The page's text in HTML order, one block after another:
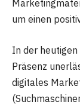
um einen
In der
Präsenz
digitales